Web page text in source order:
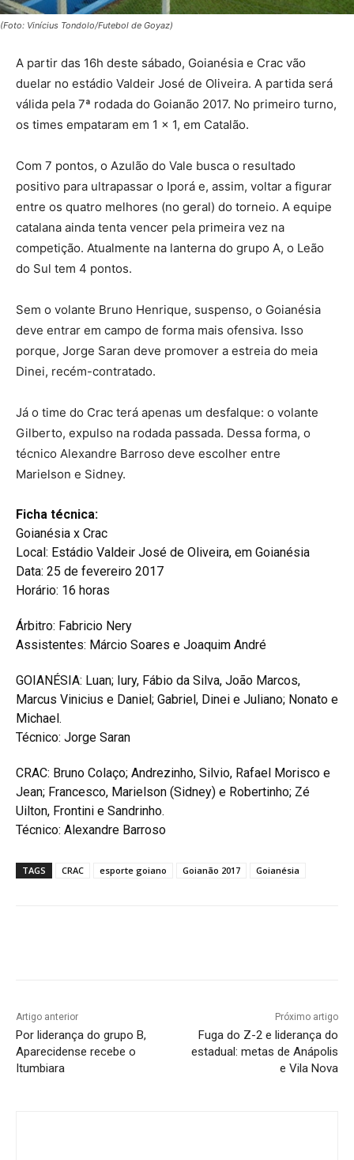
(Foto: Vinícius Tondolo/Futebol de Goyaz)
A partir das 16h deste sábado, Goianésia e Crac vão
duelar no estádio Valdeir José de Oliveira. A partida será
válida pela 7ª rodada do Goianão 2017. No primeiro turno,
os times empataram em 1 x 1, em Catalão.
Com 7 pontos, o Azulão do Vale busca o resultado
positivo para ultrapassar o Iporá e, assim, voltar a figurar
entre os quatro melhores (no geral) do torneio. A equipe
catalana ainda tenta vencer pela primeira vez na
competição. Atualmente na lanterna do grupo A, o Leão
do Sul tem 4 pontos.
Sem o volante Bruno Henrique, suspenso, o Goianésia
deve entrar em campo de forma mais ofensiva. Isso
porque, Jorge Saran deve promover a estreia do meia
Dinei, recém-contratado.
Já o time do Crac terá apenas um desfalque: o volante
Gilberto, expulso na rodada passada. Dessa forma, o
técnico Alexandre Barroso deve escolher entre
Marielson e Sidney.
Ficha técnica:
Goianésia x Crac
Local: Estádio Valdeir José de Oliveira, em Goianésia
Data: 25 de fevereiro 2017
Horário: 16 horas
Árbitro: Fabricio Nery
Assistentes: Márcio Soares e Joaquim André
GOIANÉSIA: Luan; Iury, Fábio da Silva, João Marcos,
Marcus Vinicius e Daniel; Gabriel, Dinei e Juliano; Nonato e
Michael.
Técnico: Jorge Saran
CRAC: Bruno Colaço; Andrezinho, Silvio, Rafael Morisco e
Jean; Francesco, Marielson (Sidney) e Robertinho; Zé
Uilton, Frontini e Sandrinho.
Técnico: Alexandre Barroso
TAGS CRAC esporte goiano Goianão 2017 Goianésia
Artigo anterior
Por liderança do grupo B,
Aparecidense recebe o
Itumbiara
Próximo artigo
Fuga do Z-2 e liderança do
estadual: metas de Anápolis
e Vila Nova